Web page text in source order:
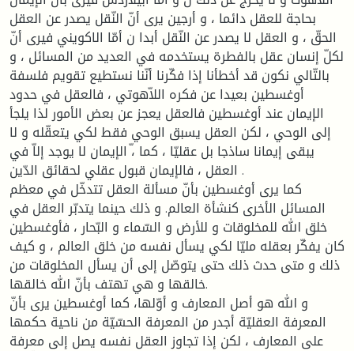
بحاجة للعقل دائما ، و أرجين يرى أنّ النّقل يصدر عن العقل
الحقّ ، و العقل لا يصدر عن النّقل أبدا ن أمّا الاكويني فيرى أنّ
لكلّ إنسان عقل بالفطرة يستخدمه في العديد من المسائل ، و
بالتّالي نكون قد أخطأنا إذا فكّرنا أنّنا نستطيع تقويم فلسفة
أوغسطين بعيدا عن فكره اللاّهوتي ، فالعقل في حدود
الإيمان عند أوغسطين فالعقل يعجز عن بعض الأمور لذا يلجأ
إلى الوحي ، لكن العقل يسبق الوحي فقط لكي يتعقّله و لا
يبقى إيمانا ساذجا بل عقليّا ، كما ،ّ الإيمان لا يوجد إلاّ في
العقل ، فالإيمان قبول عقلي لحقائق الدّين .
كما يرى أوغسطين بأنّ مسألة العقل تتدخّل في معظم
المسائل الأخرى كنشأة العالم. و ذلك حينما يتدبّر العقل في
خلق الله للمخلوقات و للأرض و السّماء و البّحار ، فأوغسطين
كان يفكّر بعقله مليّا لكي يسأل نفسه من خلق العالم ، و كيف
ذلك و متى حدث ذلك حتى يتوصّل إلى أن يسأل المخلوقات من
خالقها و هي تهتف بأنّ الله خالقها.
و الله هو أصل المعارف و أوّلها، كما أوغسطين يرى بأنّ
المعرفة العقليّة أجدر من المعرفة الحسّيّة من ناحية حكمها
على المعارف ، لكن إذا تجاوز العقل نفسه يصل إلى معرفة